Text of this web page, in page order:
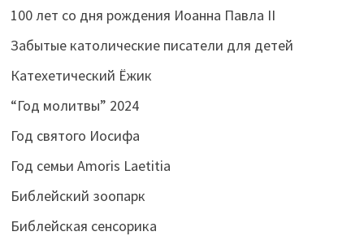
100 лет со дня рождения Иоанна Павла II
Забытые католические писатели для детей
Катехетический Ёжик
“Год молитвы” 2024
Год святого Иосифа
Год семьи Amoris Laetitia
Библейский зоопарк
Библейская сенсорика